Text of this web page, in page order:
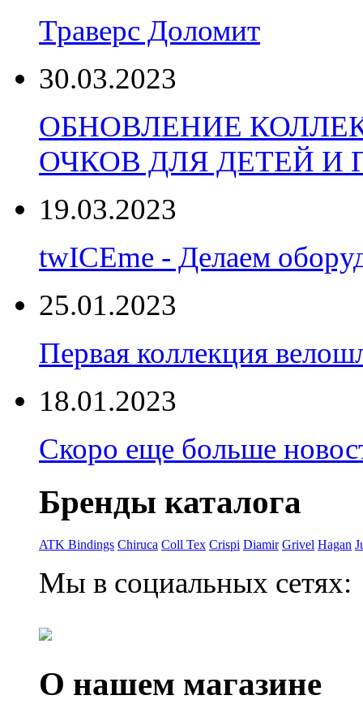
Траверс Доломит
30.03.2023
ОБНОВЛЕНИЕ
ОЧКОВ ДЛЯ ДЕТЕЙ И
19.03.2023
twICEme - Делаем
25.01.2023
Первая коллекция
18.01.2023
Скоро еще больше
Бренды каталога
ATK Bindings Chiruca Coll Tex Crispi Diamir Grivel Hagan
Мы в социальных сетях:
О нашем магазине